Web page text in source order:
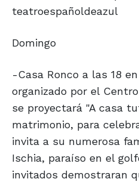
teatroespañoldeazul
Domingo
-Casa Ronco a las 18
organizado por el
se proyectará "A casa
matrimonio, para
invita a su numerosa
Ischia, paraíso en el
invitados demostraran